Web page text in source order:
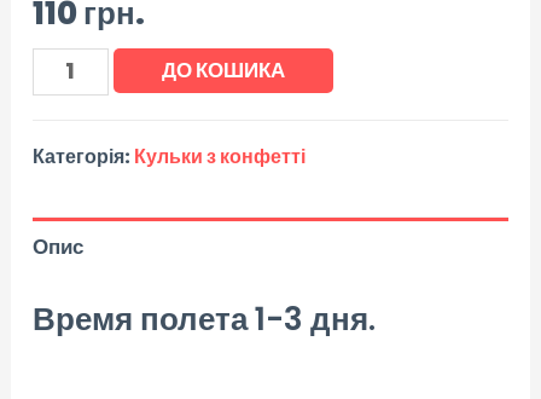
110грн.
ДО КОШИКА
Категорія: Кульки з конфетті
Опис
Время полета 1-3 дня.